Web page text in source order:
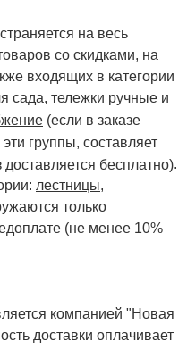
на весь
со скидками, на
входящих в категории
сада, тележки ручные и
(если в заказе
группы, составляет
доставляется бесплатно).
лестницы,
только
(не менее 10%
компанией "Новая
доставки оплачивает